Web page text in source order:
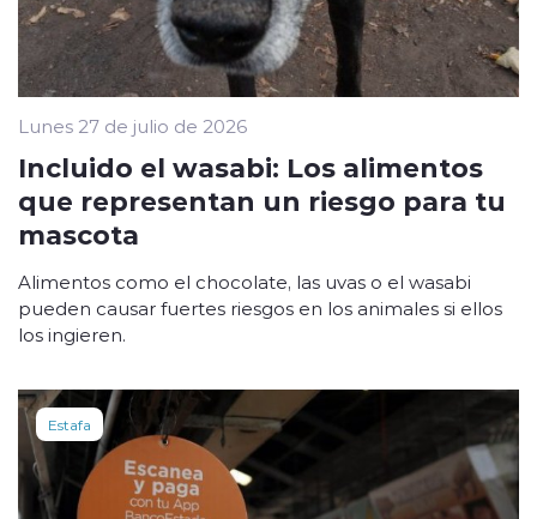
Lunes 27 de julio de 2026
Incluido el wasabi: Los alimentos
que representan un riesgo para tu
mascota
Alimentos como el chocolate, las uvas o el wasabi
pueden causar fuertes riesgos en los animales si ellos
los ingieren.
Estafa